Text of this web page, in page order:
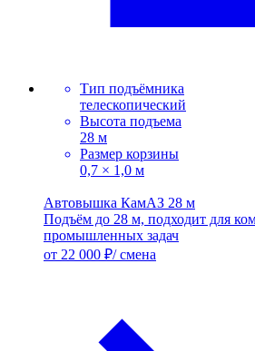
Тип подъёмника
телескопический
Высота подъема
28 м
Размер корзины
0,7 × 1,0 м
Автовышка КамАЗ 28 м
Подъём до 28 м, подходит для
промышленных задач
от 22 000 ₽/ смена